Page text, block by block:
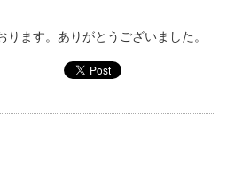
ります。ありがとうございました。